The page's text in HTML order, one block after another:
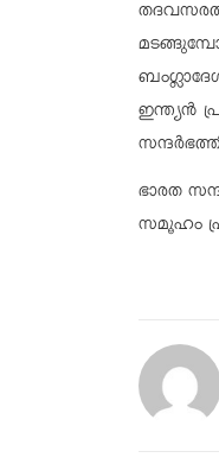
ഇന്ത്യൻ
ഭാരത
സമൂഹം